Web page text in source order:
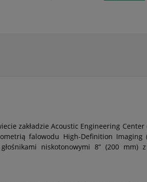
zakładzie Acoustic Engineering Center
falowodu High-Definition
niskotonowymi 8” (200 mm)